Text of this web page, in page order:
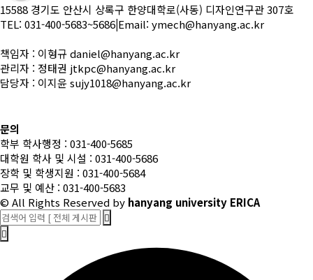
15588 경기도 안산시 상록구 한양대학로(사동) 디자인연구관 307호
TEL: 031-400-5683~5686|Email: ymech@hanyang.ac.kr
책임자 : 이형규 daniel@hanyang.ac.kr
관리자 : 정태권 jtkpc@hanyang.ac.kr
담당자 : 이지윤 sujy1018@hanyang.ac.kr
문의
학부 학사행정 : 031-400-5685
대학원 학사 및 시설 : 031-400-5686
장학 및 학생지원 : 031-400-5684
교무 및 예산 : 031-400-5683
© All Rights Reserved by hanyang university ERICA